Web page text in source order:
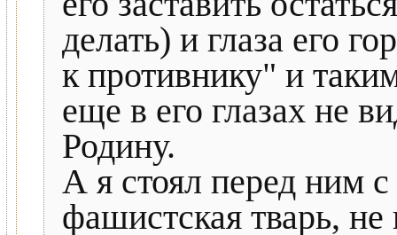
делать) и глаза его
к противнику" и
еще в его глазах не
Родину.
А я стоял перед ним
фашистская тварь,